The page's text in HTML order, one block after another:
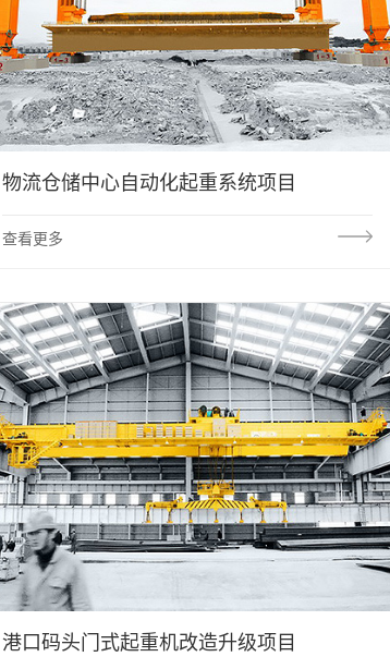
物流仓储中心自动化起重系统项目
查看更多
港口码头门式起重机改造升级项目